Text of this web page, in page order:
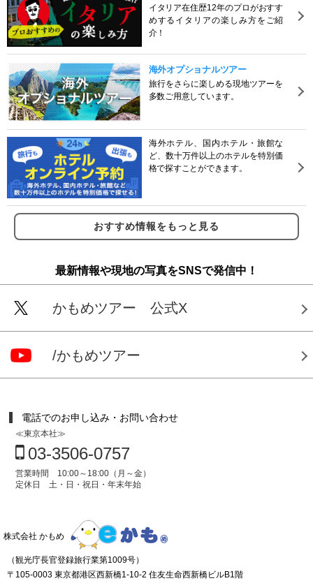
イタリア在住歴12年のプロがおすす
めするイタリアの楽しみ方をご紹
介！
海外オプショナルツアー
旅行をさらに楽しめる現地ツアーを
多数ご用意しています。
海外ホテル、国内ホテル・旅館な
ど、数十万件以上のホテルを特別価
格で探すことができます。
おすすめ情報をもっと見る
最新情報や現地の写真をSNSで発信中！
かもめツアー 公式X
/かもめツアー
電話でのお申し込み・お問い合わせ
≪東京本社≫
03-3506-0757
営業時間 10:00～18:00（月～金）
定休日 土・日・祝日・年末年始
株式会社 かもめ
（観光庁長官登録旅行業第1009号）
〒105-0003 東京都港区西新橋1-10-2 住友生命西新橋ビルB1階